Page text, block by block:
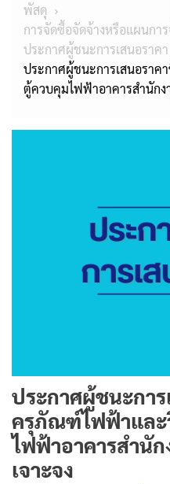
พัสดุ
การจัดซื้อจัดจ้างหรือแผนกา
ประกาศผู้ชนะการเสนอราคา
ประกาศผู้ชนะการเสนอรา
ตู้ควบคุมไฟฟ้าอาคารสำนักง
ประกาศผู้ชนะกา
ครุภัณฑ์ไฟฟ้าแล
ไฟฟ้าอาคารสำนัก
เจาะจง